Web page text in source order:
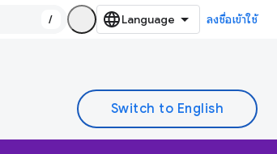
/ ลงชื่อเข้าใช้